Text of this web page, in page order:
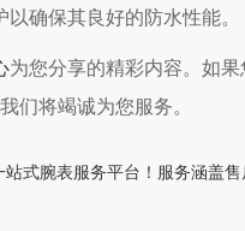
确保其良好的防水性能。
为您分享的精彩内容。如
们将竭诚为您服务。